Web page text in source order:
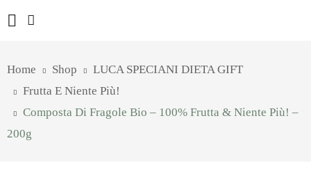
Home Shop
LUCA SPECIANI DIETA GIFT
Frutta E Niente Più!
Composta Di Fragole Bio – 100% Frutta & Niente Più! –
200g